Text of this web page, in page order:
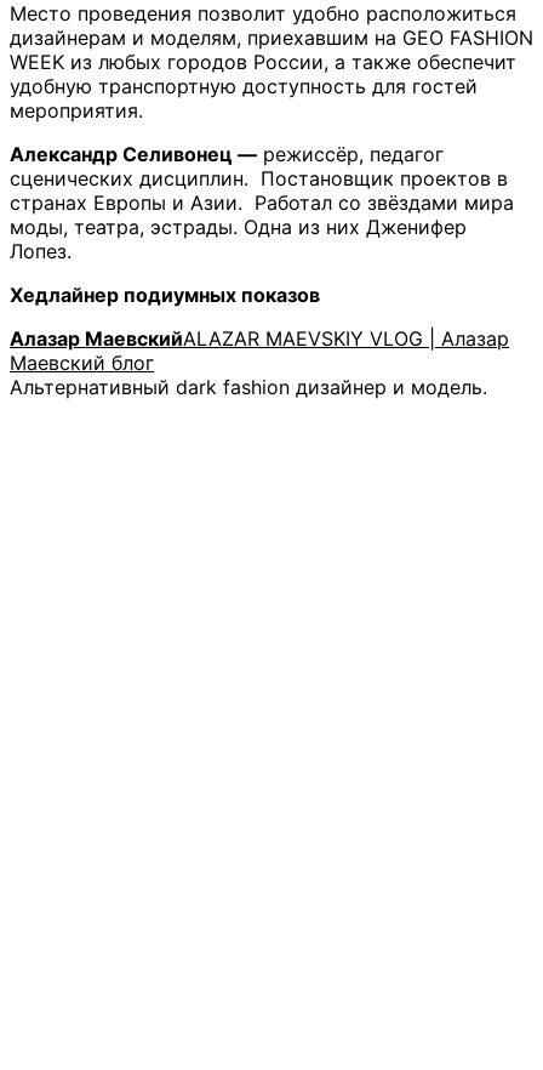
Место проведения позволит удобно расположиться
дизайнерам и моделям, приехавшим на GEO FASHION
WEEK из любых городов России, а также обеспечит
удобную транспортную доступность для гостей
мероприятия.
Александр Селивонец — режиссёр, педагог
сценических дисциплин. Постановщик проектов в
странах Европы и Азии. Работал со звёздами мира
моды, театра, эстрады. Одна из них Дженифер
Лопез.
Хедлайнер подиумных показов
Алазар МаевскийALAZAR MAEVSKIY VLOG | Алазар
Маевский блог
Альтернативный dark fashion дизайнер и модель.